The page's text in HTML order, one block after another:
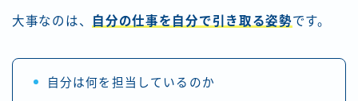
大事なのは、 自分の仕事を自分で引き取る姿勢です。
自分は何を担当しているのか